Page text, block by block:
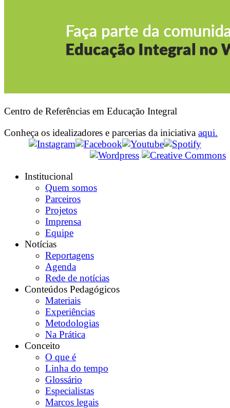
Centro de Referências em Educação Integral
Conheça os idealizadores e parcerias da iniciativa aqui.
Institucional
Quem somos
Parceiros
Projetos
Imprensa
Equipe
Notícias
Reportagens
Agenda
Rede de notícias
Conteúdos Pedagógicos
Materiais
Experiências
Metodologias
Na Prática
Conceito
O que é
Linha do tempo
Glossário
Especialistas
Marcos legais